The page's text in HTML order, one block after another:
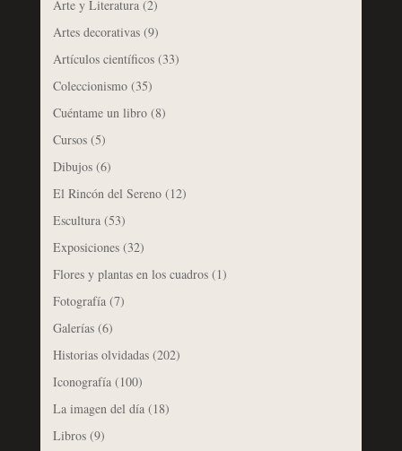
Arte y Literatura(2)
Artes decorativas(9)
Artículos científicos(33)
Coleccionismo(35)
Cuéntame un libro(8)
Cursos(5)
Dibujos(6)
El Rincón del Sereno(12)
Escultura(53)
Exposiciones(32)
Flores y plantas en los cuadros(1)
Fotografía(7)
Galerías(6)
Historias olvidadas(202)
Iconografía(100)
La imagen del día(18)
Libros(9)